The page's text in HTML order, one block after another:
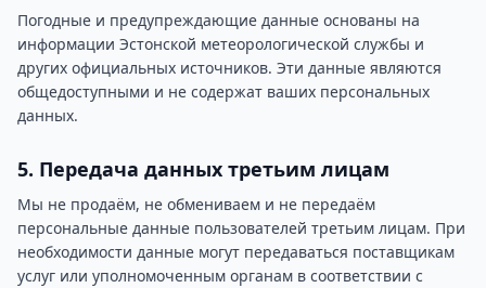
Погодные и предупреждающие данные основаны на
информации Эстонской метеорологической службы и
других официальных источников. Эти данные являются
общедоступными и не содержат ваших персональных
данных.
5. Передача данных третьим лицам
Мы не продаём, не обмениваем и не передаём
персональные данные пользователей третьим лицам. При
необходимости данные могут передаваться поставщикам
услуг или уполномоченным органам в соответствии с